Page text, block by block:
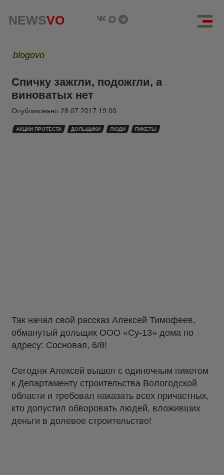
NEWSVO
blogovo
Спичку зажгли, подожгли, а
виноватых нет
Опубликовано 28.07.2017 19:00
АКЦИИ ПРОТЕСТА ДОЛЬЩИКИ ЛЮДИ ПИКЕТЫ
Так начал свой рассказ Алексей Тимофеев,
обманутый дольщик ООО «Су-13» дома по
адресу: Сосновая, 6/8!
Сегодня Алексей вышел с одиночным пикетом
к Департаменту строительства Вологодской
области и требовал наказать всех причастных,
кто допустил обворовать людей, вложивших
деньги в долевое строительство!